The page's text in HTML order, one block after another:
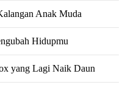
Anak Muda
Hidupmu
yang Lagi Naik Daun